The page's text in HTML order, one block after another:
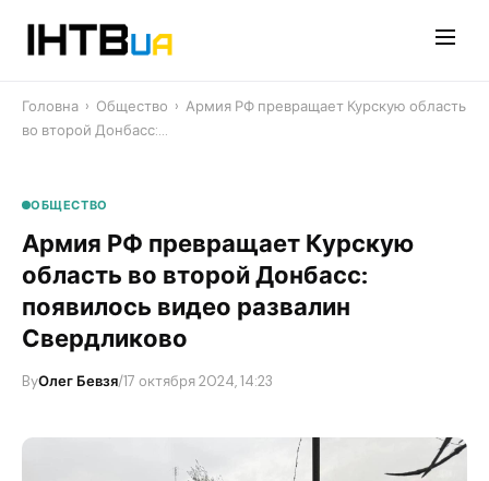
Головна › Общество › Армия РФ превращает Курскую область
во второй Донбасс:…
ОБЩЕСТВО
Армия РФ превращает Курскую
область во второй Донбасс:
появилось видео развалин
Свердликово
ByОлег Бевзя/17 октября 2024, 14:23